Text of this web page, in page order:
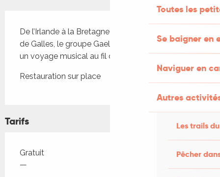
Toutes les
Se baigner en
Naviguer en
Autres
Les trails
Pêcher
De l’Irlande à la Bretagne en passant par le Pays
de Galles, le groupe Gaelzan vous emmène dans
un voyage musical au fil des pays celtes
Restauration sur place
Tarifs
Tarifs 2026
Gratuit
—